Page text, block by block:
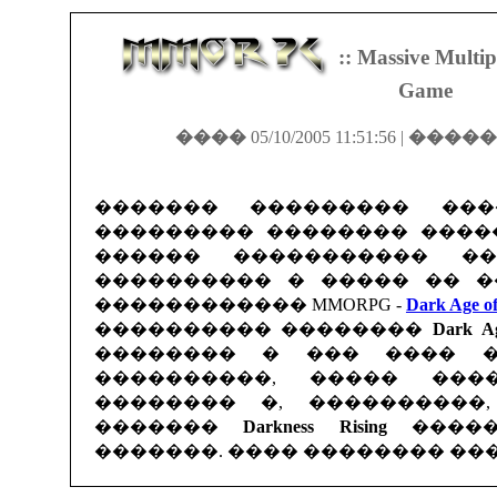
:: Massive
Game
���� 05/10/2005 11:51:56 |
������� ���������
��������� ��������
������ �����������
���������� � ����� ��
������������ MMORPG - Dark Age
���������� ��������Dark
�������� � ��� ����
����������, �����
�������� �,
������� Darkness Rising�����
�������. ���� ��������